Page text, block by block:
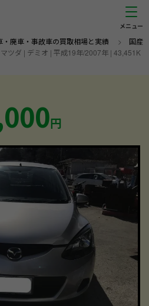
・廃車・事故車の買取相場と実績 > 国産
マツダ | デミオ | 平成19年/2007年 | 43,451K
円